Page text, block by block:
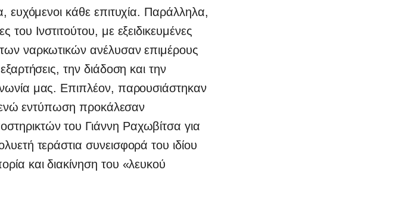
ευχόμενοι κάθε επιτυχία. Παράλληλα,
του Ινστιτούτου, με εξειδικευμένες
ναρκωτικών ανέλυσαν επιμέρους
την διάδοση και την
μας. Επιπλέον, παρουσιάστηκαν
ενώ εντύπωση προκάλεσαν
του Γιάννη Ραχωβίτσα για
τεράστια συνεισφορά του ιδίου
και διακίνηση του «λευκού